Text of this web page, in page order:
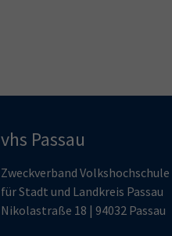
vhs Passau
Zweckverband Volkshochschule
für Stadt und Landkreis Passau
Nikolastraße 18 | 94032 Passau